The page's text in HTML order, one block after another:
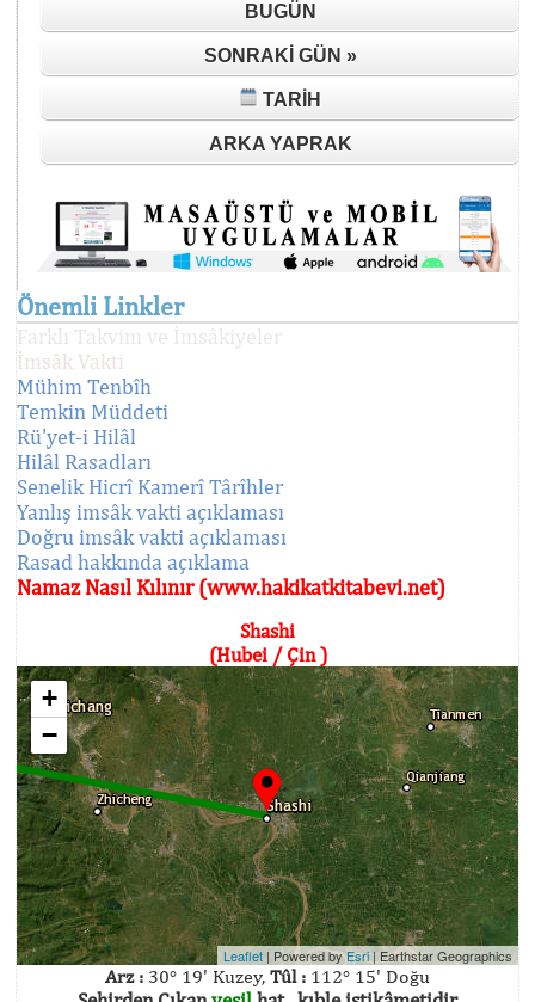
BUGÜN
SONRAKI GÜN »
TARIH
ARKA YAPRAK
Önemli Linkler
Farklı Takvim ve İmsâkiyeler
İmsâk Vakti
Mühim Tenbîh
Temkin Müddeti
Rü'yet-i Hilâl
Hilâl Rasadları
Senelik Hicrî Kamerî Târîhler
Yanlış imsâk vakti açıklaması
Doğru imsâk vakti açıklaması
Rasad hakkında açıklama
Namaz Nasıl Kılınır (www.hakikatkitabevi.net)
Shashi
(Hubei / Çin )
+
−
Leaflet | Powered byEsri | Earthstar Geographics
Arz : 30° 19' Kuzey, Tûl : 112° 15' Doğu